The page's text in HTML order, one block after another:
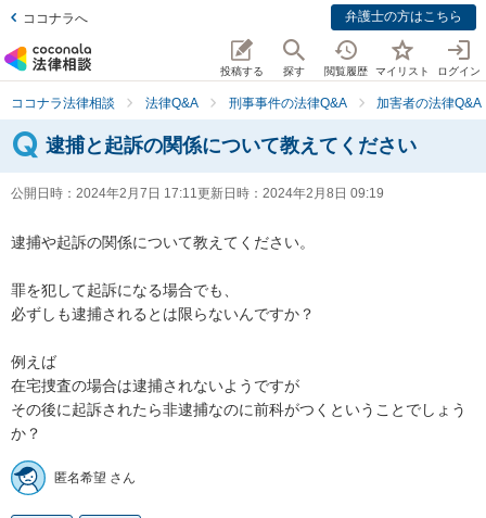
ココナラへ 弁護士の方はこちら
投稿する 探す 閲覧履歴 マイリスト ログイン
ココナラ法律相談 法律Q&A 刑事事件の法律Q&A 加害者の法律Q&A
逮捕と起訴の関係について教えてください
公開日時： 2024年2月7日 17:11更新日時： 2024年2月8日 09:19
逮捕や起訴の関係について教えてください。
罪を犯して起訴になる場合でも、
必ずしも逮捕されるとは限らないんですか？
例えば
在宅捜査の場合は逮捕されないようですが
その後に起訴されたら非逮捕なのに前科がつくということでしょう
か？
匿名希望 さん